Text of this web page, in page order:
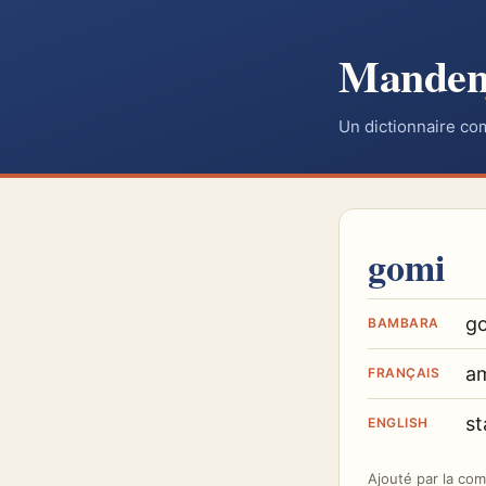
Un dictionnaire
gomi
BAMBARA
FRANÇAIS
ENGLISH
Ajouté par la